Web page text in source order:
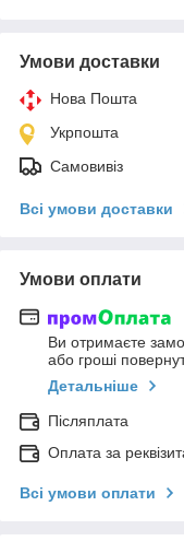
Умови доставки
Нова Пошта
Укрпошта
Самовивіз
Всі умови доставки
Умови оплати
Ви отримаєте
або гроші
Детальніше
Післяплата
Оплата за
Всі умови оплати